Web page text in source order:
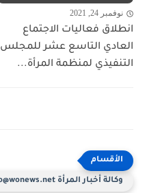
نوفمبر 24, 2021
انطلاق فعاليات الاجتماع
العادي التاسع عشر للمجلس
التنفيذي لمنظمة المرأة...
وكالة أخبار المرأة www.wonews.net info@wonews.net